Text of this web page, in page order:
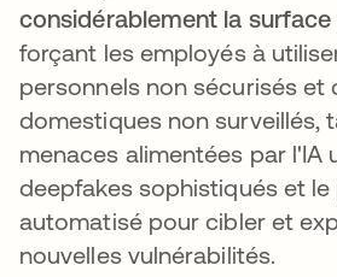
considérablement la
forçant les employés à
personnels non sécurisés et
domestiques non surveillés,
menaces alimentées par l'IA
deepfakes sophistiqués et le
automatisé pour cibler et
nouvelles vulnérabilités.